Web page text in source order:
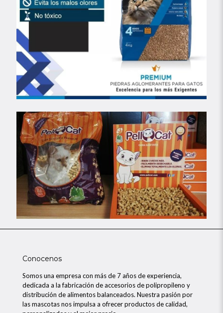
Conocenos
Somos una empresa con más de 7 años de experiencia,
dedicada a la fabricación de accesorios de polipropileno y
distribución de alimentos balanceados. Nuestra pasión por
las mascotas nos impulsa a ofrecer productos de calidad,